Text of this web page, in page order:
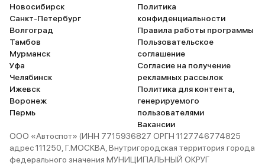
нее
крыша
особую
реальный
причин
дисков,
Новосибирск
Санкт-Петербург
Волгоград
Тамбов
Мурманск
Уфа
Челябинск
Ижевск
Воронеж
Пермь
Политика
конфиденциальности
Правила работы программы
Пользовательское
соглашение
Согласие на получение
рекламных рассылок
Политика для контента,
генерируемого
пользователями
Вакансии
ООО «Автоспот» (ИНН 7715936827 ОРГН 1127746774825
адрес 111250, Г.МОСКВА, Внутригородская территория города
федерального значения МУНИЦИПАЛЬНЫЙ ОКРУГ